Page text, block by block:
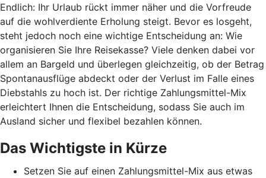
Endlich: Ihr Urlaub rückt immer näher und die Vorfreude
auf die wohlverdiente Erholung steigt. Bevor es losgeht,
steht jedoch noch eine wichtige Entscheidung an: Wie
organisieren Sie Ihre Reisekasse? Viele denken dabei vor
allem an Bargeld und überlegen gleichzeitig, ob der Betrag
Spontanausflüge abdeckt oder der Verlust im Falle eines
Diebstahls zu hoch ist. Der richtige Zahlungsmittel-Mix
erleichtert Ihnen die Entscheidung, sodass Sie auch im
Ausland sicher und flexibel bezahlen können.
Das Wichtigste in Kürze
Setzen Sie auf einen Zahlungsmittel-Mix aus etwas